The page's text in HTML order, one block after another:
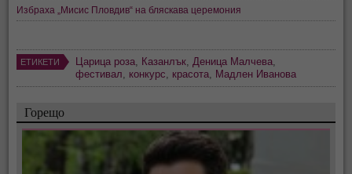
Избраха „Мисис Пловдив“ на бляскава церемония
ЕТИКЕТИ Царица роза, Казанлък,Деница Малчева,
фестивал, конкурс, красота, Мадлен Иванова
Горещо